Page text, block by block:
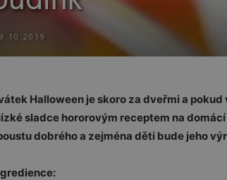
Halloween je skoro za dveřmi a
sladce hororovým receptem na
dobrého a zejména děti bude jeho